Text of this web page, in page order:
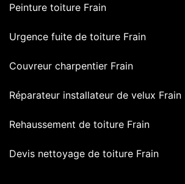
Peinture toiture Frain
Urgence fuite de toiture Frain
Couvreur charpentier Frain
Réparateur installateur de velux Frain
Rehaussement de toiture Frain
Devis nettoyage de toiture Frain